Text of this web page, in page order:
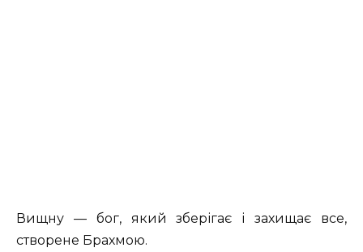
Вищну — бог, який зберігає і захищає все,
створене Брахмою.